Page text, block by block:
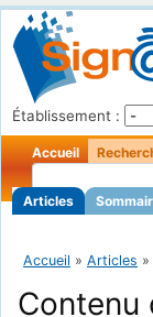
Établissement :
Accueil
Articles
Accueil » Articles »
Contenu